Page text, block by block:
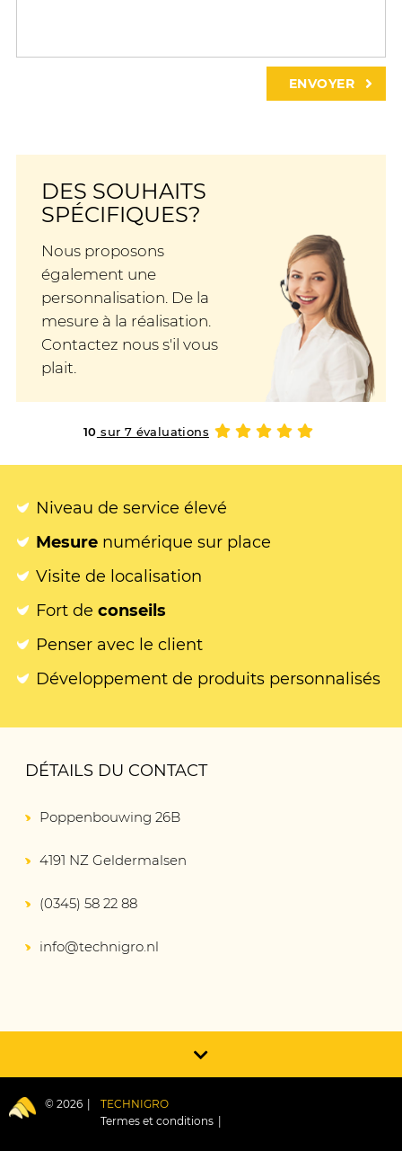
DES SOUHAITS
SPÉCIFIQUES?
Nous proposons
également une
personnalisation. De la
mesure à la réalisation.
Contactez nous s'il vous
plait.
10 sur 7 évaluations
Niveau de service élevé
Mesure numérique sur place
Visite de localisation
Fort de conseils
Penser avec le client
Développement de produits personnalisés
DÉTAILS DU CONTACT
Poppenbouwing 26B
4191 NZ Geldermalsen
(0345) 58 22 88
info@technigro.nl
© 2026
TECHNIGRO
Termes et conditions